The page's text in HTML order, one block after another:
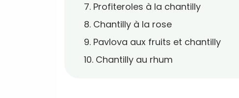
7. Profiteroles à la chantilly
8. Chantilly à la rose
9. Pavlova aux fruits et chantilly
10. Chantilly au rhum